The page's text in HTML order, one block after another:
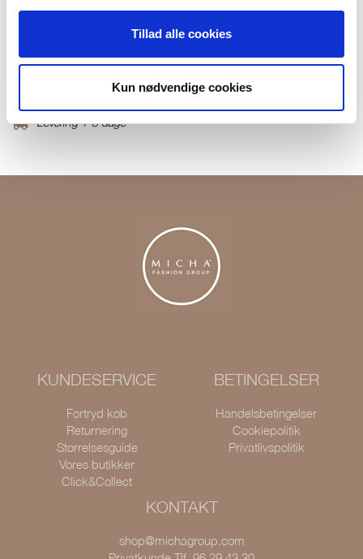
Tillad alle cookies
Kun nødvendige cookies
000001820010800254304
Fri fragt ved køb over 699,-
Returner i vores butikker
Levering 1-3 dage
KUNDESERVICE
Fortryd køb
Returnering
Størrelsesguide
Vores butikker
Click&Collect
BETINGELSER
Handelsbetingelser
Cookiepolitik
Privatlivspolitik
KONTAKT
shop@michagroup.com